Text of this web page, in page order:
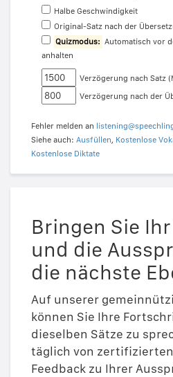
Halbe Geschwindigkeit
Original-Satz nach der
Quizmodus: Automatisch vor
anhalten
Verzögerung nach Satz
Verzögerung nach der
Fehler melden an
Siehe auch: Ausfüllen, Kostenlose
Kostenlose Diktate
Bringen Sie
und die
die nächste
Auf unserer
können Sie Ihre
dieselben Sätze zu
täglich von
Feedback zu Ihrer